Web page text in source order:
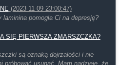
(2023-11-09 23:00:47)
pomogła Ci na depresję?
SIĘ PIERWSZA ZMARSZCZKA?
są oznaką dojrzałości i nie